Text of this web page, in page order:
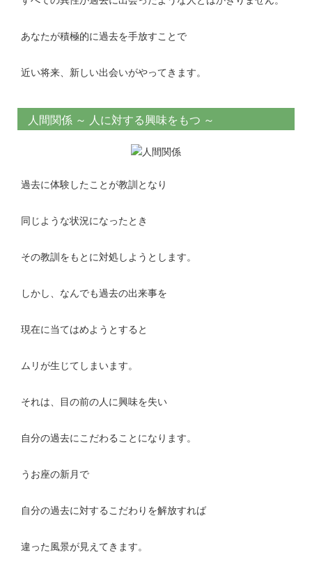
あなたが積極的に過去を手放すことで
近い将来、新しい出会いがやってきます。
人間関係 ～ 人に対する興味をもつ ～
過去に体験したことが教訓となり
同じような状況になったとき
その教訓をもとに対処しようとします。
しかし、なんでも過去の出来事を
現在に当てはめようとすると
ムリが生じてしまいます。
それは、目の前の人に興味を失い
自分の過去にこだわることになります。
うお座の新月で
自分の過去に対するこだわりを解放すれば
違った風景が見えてきます。